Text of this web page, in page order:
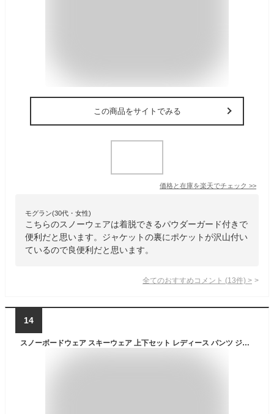
この商品をサイトでみる
価格と在庫を楽天でチェック >>
モグラン(30代・女性)
こちらのスノーウェアは着脱できるパウダーガード付きで
便利だと思います。ジャケットの裏にポケットが沢山付い
ているので良便利だと思います。
全てのおすすめコメント (13件) >
14
スノーボードウェア スキーウェア 上下セット レディース パンツ ジャケット ボード ウェア スノボ ウェア スノボー ウェア スノー ウェア ウエア おしゃれ かわいい 上 下 スノーボード スキー 保温 中綿 撥水 防風 防寒 着 PISET-43PJB_ICE 【LDY】